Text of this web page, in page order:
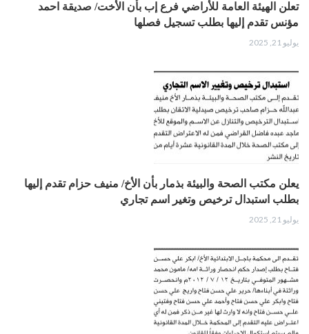
تعلن الهيئة العامة للأراضي فرع إب بأن الأخت/ صديقة احمد
مؤنس تقدم إليها بطلب تسجيل فصلها
يوليو 21, 2025
يعلن مكتب الصحة والبيئة بذمار بأن الأخ/ منيف حزام تقدم إليها
بطلب استبدال ترخيص وتغير اسم تجاري
يوليو 21, 2025